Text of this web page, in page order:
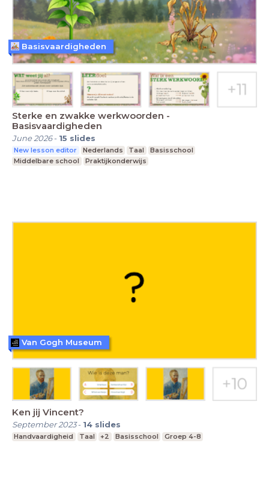
Sterke en zwakke werkwoorden -
Basisvaardigheden
June 2026- 15 slides
New lesson editor Nederlands Taal
Basisschool
Middelbare school
Praktijkonderwijs
Basisvaardigheden
Ken jij Vincent?
September 2023- 14 slides
Handvaardigheid Taal +2 Basisschool Groep 4-8
Van Gogh Museum